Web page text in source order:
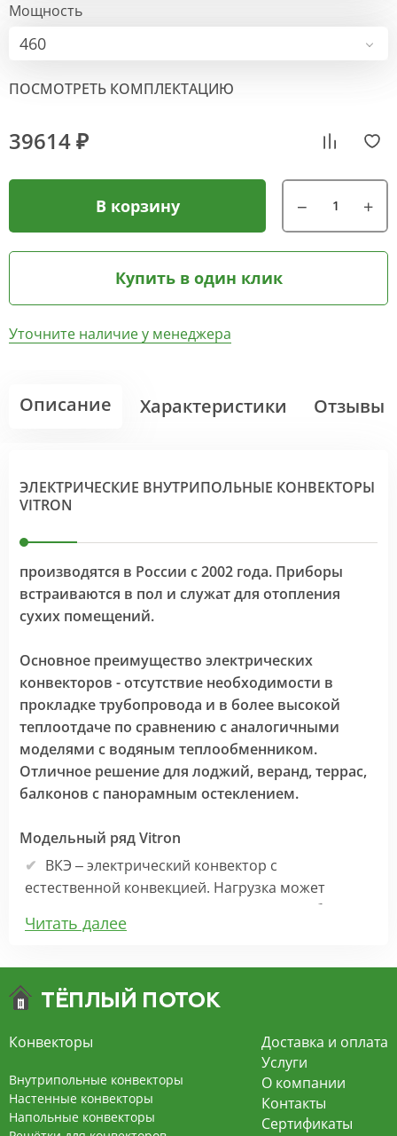
Мощность
460
ПОСМОТРЕТЬ КОМПЛЕКТАЦИЮ
39614 ₽
В корзину
Купить в один клик
Уточните наличие у менеджера
Описание Характеристики Отзывы
ЭЛЕКТРИЧЕСКИЕ ВНУТРИПОЛЬНЫЕ КОНВЕКТОРЫ
VITRON
производятся в России с 2002 года. Приборы
встраиваются в пол и служат для отопления
сухих помещений.
Основное преимущество электрических
конвекторов - отсутствие необходимости в
прокладке трубопровода и в более высокой
теплоотдаче по сравнению с аналогичными
моделями с водяным теплообменником.
Отличное решение для лоджий, веранд, террас,
балконов с панорамным остеклением.
Модельный ряд Vitron
ВКЭ – электрический конвектор с
естественной конвекцией. Нагрузка может
корректироваться как внутри самого прибора
через панель управления, так и с помощью
ВКВЭ – электрическая модель с вентилятором
позволяет быстро создать и поддержать
Минимальная высота ВКВЭ - 80 мм, ВКЭ
- 90 мм, а ширина - 200 мм.
Читать далее
Конвекторы
Внутрипольные конвекторы
Настенные конвекторы
Напольные конвекторы
Доставка и оплата
Услуги
О компании
Контакты
Сертификаты